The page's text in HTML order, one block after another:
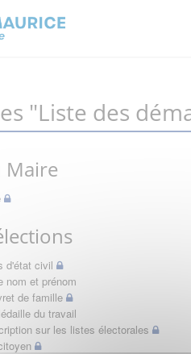
"Liste des
Maire
d'état civil
nom et prénom
de famille
du travail
sur les listes électorales